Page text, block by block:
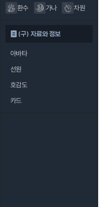
환수
가나 차원
(구) 자료와 정보
아바타
선원
호감도
카드